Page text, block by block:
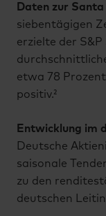
Daten zur
siebentägigen
erzielte der S&P
etwa 78
positiv.²
Entwicklung im
Deutsche
saisonale
zu den
deutschen